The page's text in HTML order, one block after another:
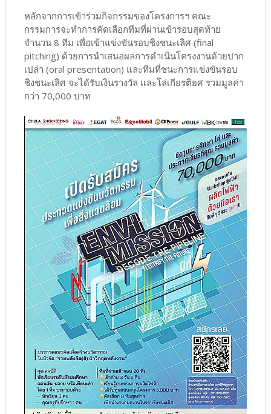
หลักจากการเข้าร่วมกิจกรรมของโครงการฯ คณะ
กรรมการจะทำการคัดเลือกทีมที่ผ่านเข้ารอบสุดท้าย
จำนวน 8 ทีม เพื่อเข้าแข่งขันรอบชิงชนะเลิศ (final
pitching) ด้วยการนำเสนอผลการดำเนินโครงงานด้วยปาก
เปล่า (oral presentation) และทีมที่ชนะการแข่งขันรอบ
ชิงชนะเลิศ จะได้รับเงินรางวัล และโล่เกียรติยศ รวมมูลค่า
กว่า 70,000 บาท